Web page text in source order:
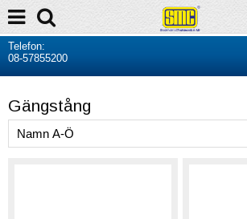
Telefon:
08-57855200
Gängstång